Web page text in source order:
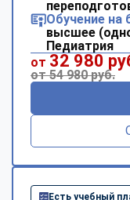
Обучение на
высшее
Педиатрия
от 32 980
от 54 980 руб.
Есть учебный